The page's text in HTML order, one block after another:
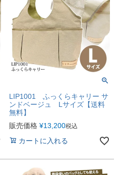
LIP1001 ふっくらキャリー サ
ンドベージュ Lサイズ【送料
無料】
販売価格 ¥13,200税込
カートに入れる